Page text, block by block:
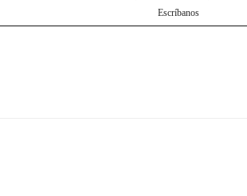
Escríbanos